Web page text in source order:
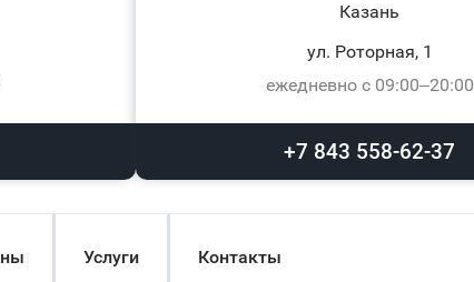
Казань
ул. Роторная, 1
ежедневно с 09:00–20:00
+7 843 558-62-37
Услуги Контакты